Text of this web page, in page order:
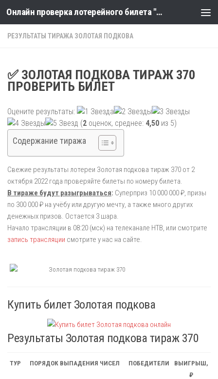
Skip to content Онлайн проверка лотерейного билета "Столото" по номеру тиража
РЕЗУЛЬТАТЫ ТИРАЖА ЗОЛОТАЯ ПОДКОВА
✅ ЗОЛОТАЯ ПОДКОВА ТИРАЖ 370
ПРОВЕРИТЬ БИЛЕТ
Оцените результаты:
(2 оценок, среднее: 4,50 из 5)
Содержание тиража
Свежие результаты лотереи Золотая подкова тираж 370 от 2
октября 2022 года проверяйте билеты по номеру билета.
В тираже будут разыгрываться: Суперприз 10 000 000 ₽, призы
по 300 000 ₽ на учёбу или другую мечту, а также много других
денежных призов. ​Остается 3 шара.
Начало трансляции в 08:20 (мск) на телеканале НТВ, или смотрите
запись трансляции смотрите у нас на сайте.
Купить билет Золотая подкова
Результаты Золотая подкова тираж 370
ТУР ПОРЯДОК ВЫПАДЕНИЯ ЧИСЕЛ ПОБЕДИТЕЛИ
ВЫИГРЫШ,
₽